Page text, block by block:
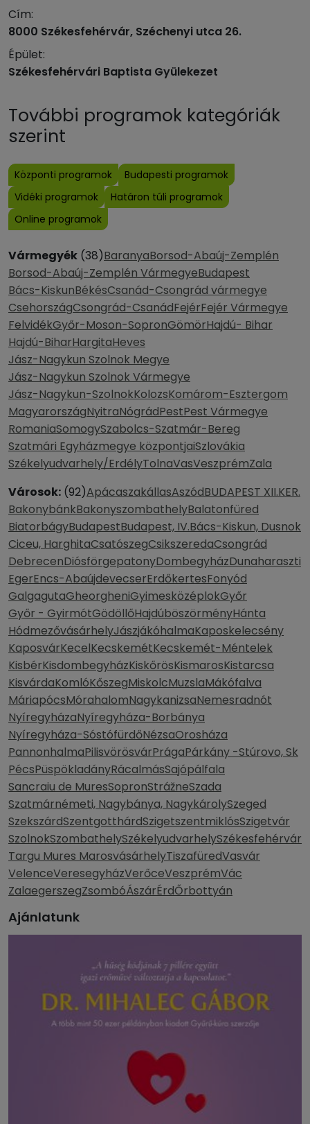
Cím:
8000 Székesfehérvár, Széchenyi utca 26.
Épület:
Székesfehérvári Baptista Gyülekezet
További programok kategóriák
szerint
Központi programok
Budapesti programok
Vidéki programok
Határon túli programok
Online programok
Vármegyék (38)BaranyaBorsod-Abaúj-Zemplén
Borsod-Abaúj-Zemplén VármegyeBudapest
Bács-KiskunBékésCsanád-Csongrád vármegye
CsehországCsongrád-CsanádFejérFejér Vármegye
FelvidékGyőr-Moson-SopronGömörHajdú- Bihar
Hajdú-BiharHargitaHeves
Jász-Nagykun Szolnok Megye
Jász-Nagykun Szolnok Vármegye
Jász-Nagykun-SzolnokKolozsKomárom-Esztergom
MagyarországNyitraNógrádPestPest Vármegye
RomaniaSomogySzabolcs-Szatmár-Bereg
Szatmári Egyházmegye központjaiSzlovákia
Székelyudvarhely/ErdélyTolnaVasVeszprémZala
Városok: (92)ApácaszakállasAszódBUDAPEST XII.KER.
BakonybánkBakonyszombathelyBalatonfüred
BiatorbágyBudapestBudapest, IV.Bács-Kiskun, Dusnok
Ciceu, HarghitaCsatószegCsikszeredaCsongrád
DebrecenDiósförgepatonyDombegyházDunaharaszti
EgerEncs-AbaújdevecserErdőkertesFonyód
GalgagutaGheorgheniGyimesközéplokGyőr
Győr - GyirmótGödöllőHajdúböszörményHánta
HódmezővásárhelyJászjákóhalmaKaposkelecsény
KaposvárKecelKecskemétKecskemét-Méntelek
KisbérKisdombegyházKiskőrösKismarosKistarcsa
KisvárdaKomlóKőszegMiskolcMuzslaMákófalva
MáriapócsMórahalomNagykanizsaNemesradnót
NyíregyházaNyíregyháza-Borbánya
Nyíregyháza-SóstófürdőNézsaOrosháza
PannonhalmaPilisvörösvárPrágaPárkány -Stúrovo, Sk
PécsPüspökladányRácalmásSajópálfala
Sancraiu de MuresSopronStrážneSzada
Szatmárnémeti, Nagybánya, NagykárolySzeged
SzekszárdSzentgotthárdSzigetszentmiklósSzigetvár
SzolnokSzombathelySzékelyudvarhelySzékesfehérvár
Targu Mures MarosvásárhelyTiszafüredVasvár
VelenceVeresegyházVerőceVeszprémVác
ZalaegerszegZsombóÁszárÉrdŐrbottyán
Ajánlatunk